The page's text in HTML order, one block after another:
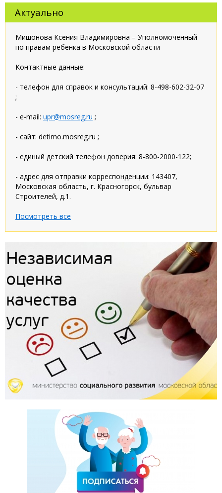
Актуально
Мишонова Ксения Владимировна – Уполномоченный
по правам ребенка в Московской области
Контактные данные:
- телефон для справок и консультаций: 8-498-602-32-07
;
- e-mail: upr@mosreg.ru ;
- сайт: detimo.mosreg.ru ;
- единый детский телефон доверия: 8-800-2000-122;
- адрес для отправки корреспонденции: 143407,
Московская область, г. Красногорск, бульвар
Строителей, д.1.
Посмотреть все